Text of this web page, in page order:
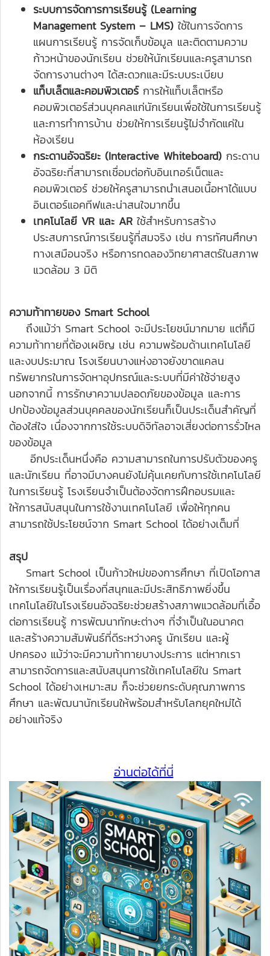
ระบบการจัดการการเรียนรู้ (Learning
Management System – LMS) ใช้ในการจัดการ
แผนการเรียนรู้ การจัดเก็บข้อมูล และติดตามความ
ก้าวหน้าของนักเรียน ช่วยให้นักเรียนและครูสามารถ
จัดการงานต่างๆ ได้สะดวกและมีระบบระเบียบ
แท็บเล็ตและคอมพิวเตอร์การให้แท็บเล็ตหรือ
คอมพิวเตอร์ส่วนบุคคลแก่นักเรียนเพื่อใช้ในการเรียนรู้
และการทำการบ้าน ช่วยให้การเรียนรู้ไม่จำกัดแค่ใน
ห้องเรียน
กระดานอัจฉริยะ (Interactive Whiteboard) กระดาน
อัจฉริยะที่สามารถเชื่อมต่อกับอินเทอร์เน็ตและ
คอมพิวเตอร์ ช่วยให้ครูสามารถนำเสนอเนื้อหาได้แบบ
อินเตอร์แอคทีฟและน่าสนใจมากขึ้น
เทคโนโลยี VR และ AR ใช้สำหรับการสร้าง
ประสบการณ์การเรียนรู้ที่สมจริง เช่น การทัศนศึกษา
ทางเสมือนจริง หรือการทดลองวิทยาศาสตร์ในสภาพ
แวดล้อม 3 มิติ
ความท้าทายของ Smart School
ถึงแม้ว่า Smart School จะมีประโยชน์มากมาย แต่ก็มี
ความท้าทายที่ต้องเผชิญ เช่น ความพร้อมด้านเทคโนโลยี
และงบประมาณ โรงเรียนบางแห่งอาจยังขาดแคลน
ทรัพยากรในการจัดหาอุปกรณ์และระบบที่มีค่าใช้จ่ายสูง
นอกจากนี้ การรักษาความปลอดภัยของข้อมูล และการ
ปกป้องข้อมูลส่วนบุคคลของนักเรียนก็เป็นประเด็นสำคัญที่
ต้องใส่ใจ เนื่องจากการใช้ระบบดิจิทัลอาจเสี่ยงต่อการรั่วไหล
ของข้อมูล
อีกประเด็นหนึ่งคือ ความสามารถในการปรับตัวของครู
และนักเรียน ที่อาจมีบางคนยังไม่คุ้นเคยกับการใช้เทคโนโลยี
ในการเรียนรู้ โรงเรียนจำเป็นต้องจัดการฝึกอบรมและ
ให้การสนับสนุนในการใช้งานเทคโนโลยี เพื่อให้ทุกคน
สามารถใช้ประโยชน์จาก Smart School ได้อย่างเต็มที่
สรุป
Smart School เป็นก้าวใหม่ของการศึกษา ที่เปิดโอกาส
ให้การเรียนรู้เป็นเรื่องที่สนุกและมีประสิทธิภาพยิ่งขึ้น
เทคโนโลยีในโรงเรียนอัจฉริยะช่วยสร้างสภาพแวดล้อมที่เอื้อ
ต่อการเรียนรู้ การพัฒนาทักษะต่างๆ ที่จำเป็นในอนาคต
และสร้างความสัมพันธ์ที่ดีระหว่างครู นักเรียน และผู้
ปกครอง แม้ว่าจะมีความท้าทายบางประการ แต่หากเรา
สามารถจัดการและสนับสนุนการใช้เทคโนโลยีใน Smart
School ได้อย่างเหมาะสม ก็จะช่วยยกระดับคุณภาพการ
ศึกษา และพัฒนานักเรียนให้พร้อมสำหรับโลกยุคใหม่ได้
อย่างแท้จริง
อ่านต่อได้ที่นี่